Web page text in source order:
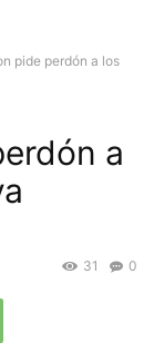
pide perdón a los
a
0
31